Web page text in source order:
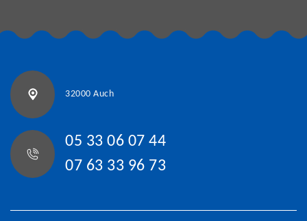
32000 Auch
05 33 06 07 44
07 63 33 96 73